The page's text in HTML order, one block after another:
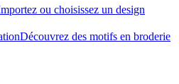
ou choisissez un design
Découvrez des motifs en broderie